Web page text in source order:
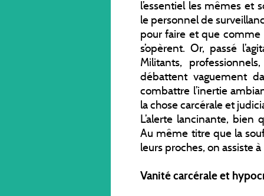
l’essentiel les mêmes et
le personnel de
pour faire et que comme
s’opèrent. Or, passé
Militants,
débattent vaguement
combattre l’inertie
la chose carcérale et
L’alerte lancinante, bien
Au même titre que la
leurs proches, on assiste
Vanité carcérale et